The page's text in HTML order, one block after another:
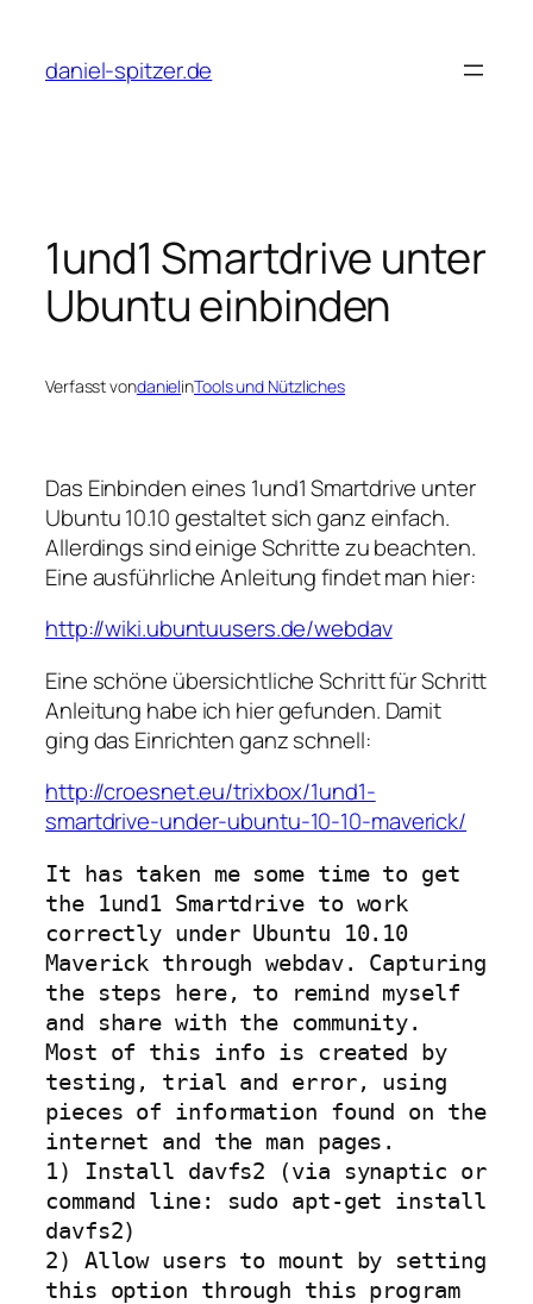
springen
daniel-spitzer.de
1und1 Smartdrive unter
Ubuntu einbinden
Verfasst vondanielinTools und Nützliches
Das Einbinden eines 1und1 Smartdrive unter
Ubuntu 10.10 gestaltet sich ganz einfach.
Allerdings sind einige Schritte zu beachten.
Eine ausführliche Anleitung findet man hier:
http://wiki.ubuntuusers.de/webdav
Eine schöne übersichtliche Schritt für Schritt
Anleitung habe ich hier gefunden. Damit
ging das Einrichten ganz schnell:
http://croesnet.eu/trixbox/1und1-
smartdrive-under-ubuntu-10-10-maverick/
It has taken me some time to get
the 1und1 Smartdrive to work
correctly under Ubuntu 10.10
Maverick through webdav. Capturing
the steps here, to remind myself
and share with the community.
Most of this info is created by
testing, trial and error, using
pieces of information found on the
internet and the man pages.
1) Install davfs2 (via synaptic or
command line: sudo apt-get install
davfs2)
2) Allow users to mount by setting
this option through this program